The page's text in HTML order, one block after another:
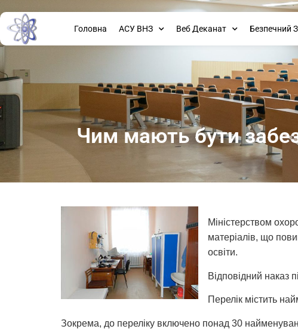
Головна АСУ ВНЗ Веб Деканат Безпечний
Чим мають бути
Міністерством
матеріалів, що
освіти.
Відповідний наказ
Перелік містить
Зокрема, до переліку включено понад 30